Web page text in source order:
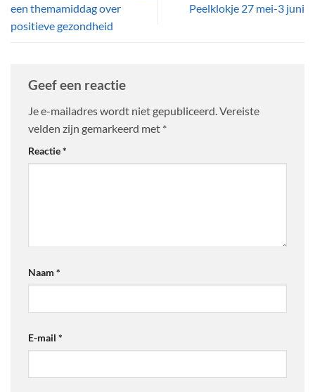
een themamiddag over
positieve gezondheid
Peelklokje 27 mei-3 juni
Geef een reactie
Je e-mailadres wordt niet gepubliceerd.Vereiste
velden zijn gemarkeerd met *
Reactie*
Naam *
E-mail *